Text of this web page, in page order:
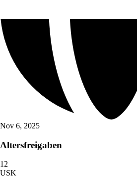
Nov 6, 2025
Altersfreigaben
12
USK